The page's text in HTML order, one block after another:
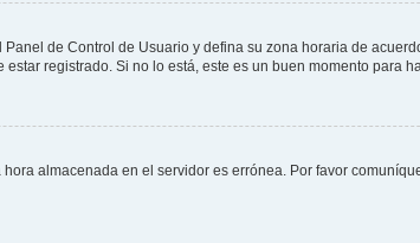
de Control de Usuario y defina su zona horaria de
registrado. Si no lo está, este es un buen momento para
almacenada en el servidor es errónea. Por favor